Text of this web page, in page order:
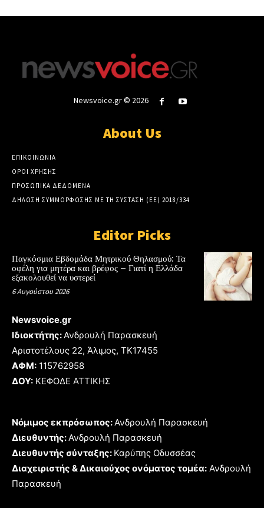
Newsvoice.gr © 2026
About Us
ΕΠΙΚΟΙΝΩΝΙΑ
ΟΡΟΙ ΧΡΗΣΗΣ
ΠΡΟΣΩΠΙΚΑ ΔΕΔΟΜΕΝΑ
ΔΗΛΩΣΗ ΣΥΜΜΟΡΦΩΣΗΣ ΜΕ ΤΗ ΣΥΣΤΑΣΗ (ΕΕ) 2018/334
Editor Picks
Παγκόσμια Εβδομάδα Μητρικού Θηλασμού: Τα
οφέλη για μητέρα και βρέφος – Γιατί η Ελλάδα
εξακολουθεί να υστερεί
6 Αυγούστου 2026
Newsvoice.gr
Ιδιοκτήτης:Ανδρουλή Παρασκευή
Αριστοτέλους 22, Άλιμος, TK17455
ΑΦΜ: 115762958
ΔΟΥ: ΚΕΦΟΔΕ ΑΤΤΙΚΗΣ
Νόμιμος εκπρόσωπος:Ανδρουλή Παρασκευή
Διευθυντής:Ανδρουλή Παρασκευή
Διευθυντής σύνταξης: Καρύπης Οδυσσέας
Διαχειριστής & Δικαιούχος ονόματος τομέα: Ανδρουλή
Παρασκευή